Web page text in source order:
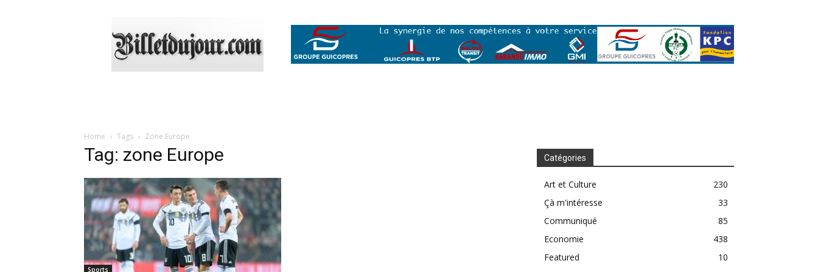
Home Tags Zone Europe
Tag: zone Europe
Sports
Catégories
Art et Culture
230
Çà m'intéresse
33
Communiqué
85
Economie
438
Featured
10